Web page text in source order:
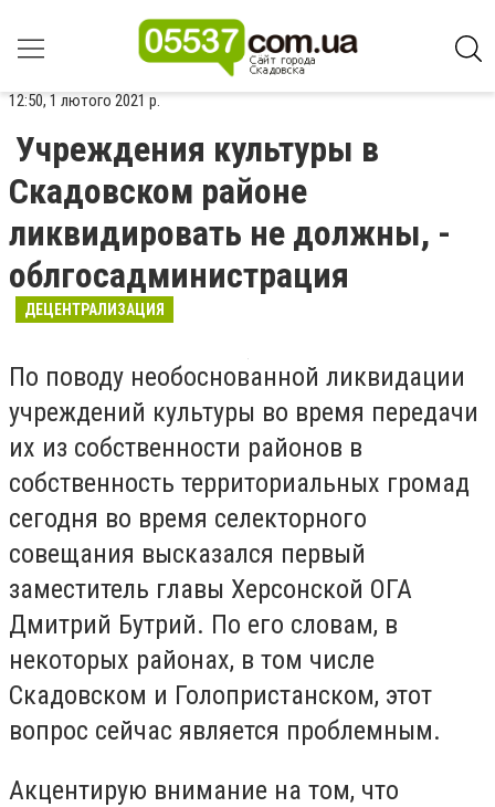
12:50, 1 лютого 2021 р.
Учреждения культуры в
Скадовском районе
ликвидировать не должны, -
облгосадминистрация
ДЕЦЕНТРАЛИЗАЦИЯ
По поводу необоснованной ликвидации
учреждений культуры во время передачи
их из собственности районов в
собственность территориальных громад
сегодня во время селекторного
совещания высказался первый
заместитель главы Херсонской ОГА
Дмитрий Бутрий. По его словам, в
некоторых районах, в том числе
Скадовском и Голопристанском, этот
вопрос сейчас является проблемным.
Акцентирую внимание на том, что